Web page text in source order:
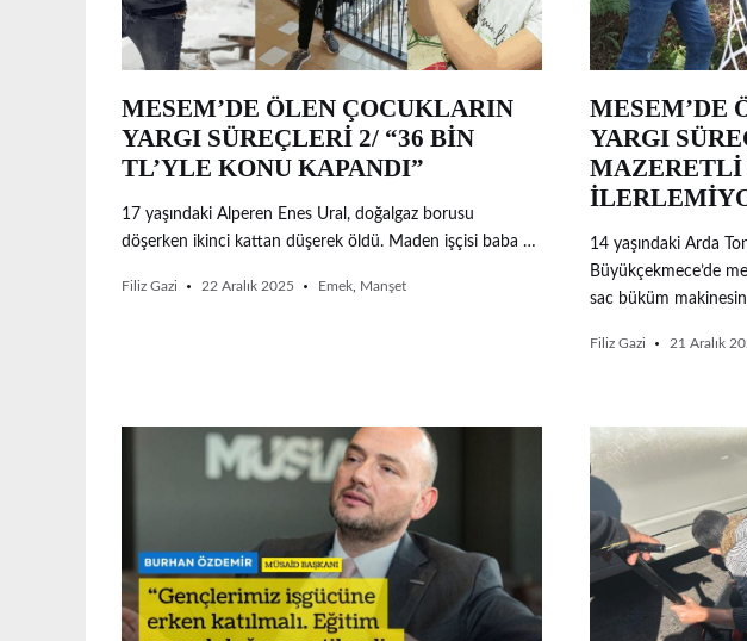
MESEM’DE ÖLEN ÇOCUKLARIN
YARGI SÜREÇLERİ 2/ “36 BİN
TL’YLE KONU KAPANDI”
17 yaşındaki Alperen Enes Ural, doğalgaz borusu
döşerken ikinci kattan düşerek öldü. Maden işçisi baba …
Filiz Gazi 22 Aralık 2025 Emek Manşet
MESEM’DE
YARGI
MAZERETLİ
14 yaşındaki Arda
Büyükçekmece’de
sac büküm
Filiz Gazi 21 Aralık